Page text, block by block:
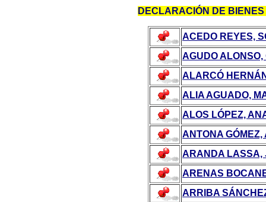
DECLARACIÓN DE
ACEDO REYES,
AGUDO
ALARCÓ
ALIA AGUADO,
ALOS LÓPEZ,
ANTONA GÓMEZ,
ARANDA LASSA,
ARENAS
ARRIBA